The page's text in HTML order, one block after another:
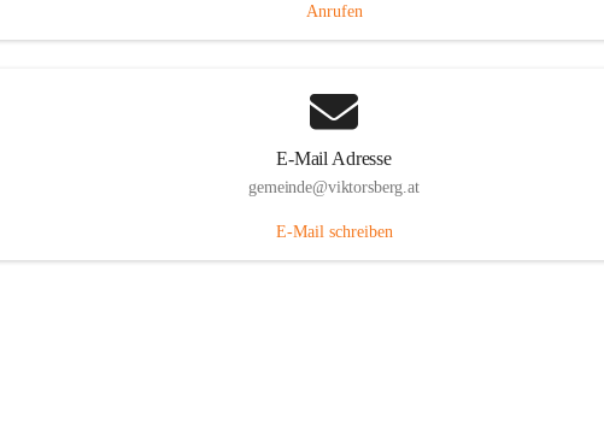
Anrufen
E-Mail Adresse
gemeinde@viktorsberg.at
E-Mail schreiben